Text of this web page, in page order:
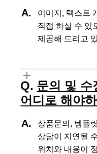
이미지, 텍스트
직접 하실 수 있
제공해 드리고
문의 및 수
어디로 해야
상품문의, 템플
상담이 지연될
위치와 내용이